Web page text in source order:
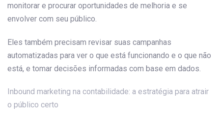
monitorar e procurar oportunidades de melhoria e se
envolver com seu público.
Eles também precisam revisar suas campanhas
automatizadas para ver o que está funcionando e o que não
está, e tomar decisões informadas com base em dados.
Inbound marketing na contabilidade: a estratégia para atrair
o público certo